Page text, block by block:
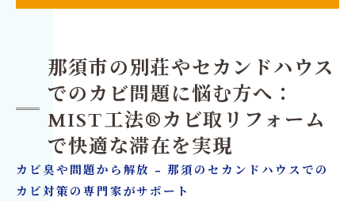
那須市の別荘やセカンドハウス
でのカビ問題に悩む方へ：
MIST工法®カビ取リフォーム
で快適な滞在を実現
カビ臭や問題から解放 - 那須のセカンドハウスでの
カビ対策の専門家がサポート